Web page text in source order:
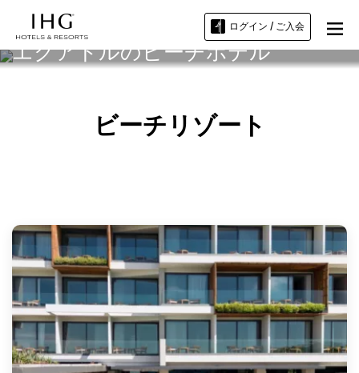
ログイン / ご入会
エクアドルのビーチホテル
ビーチリゾート